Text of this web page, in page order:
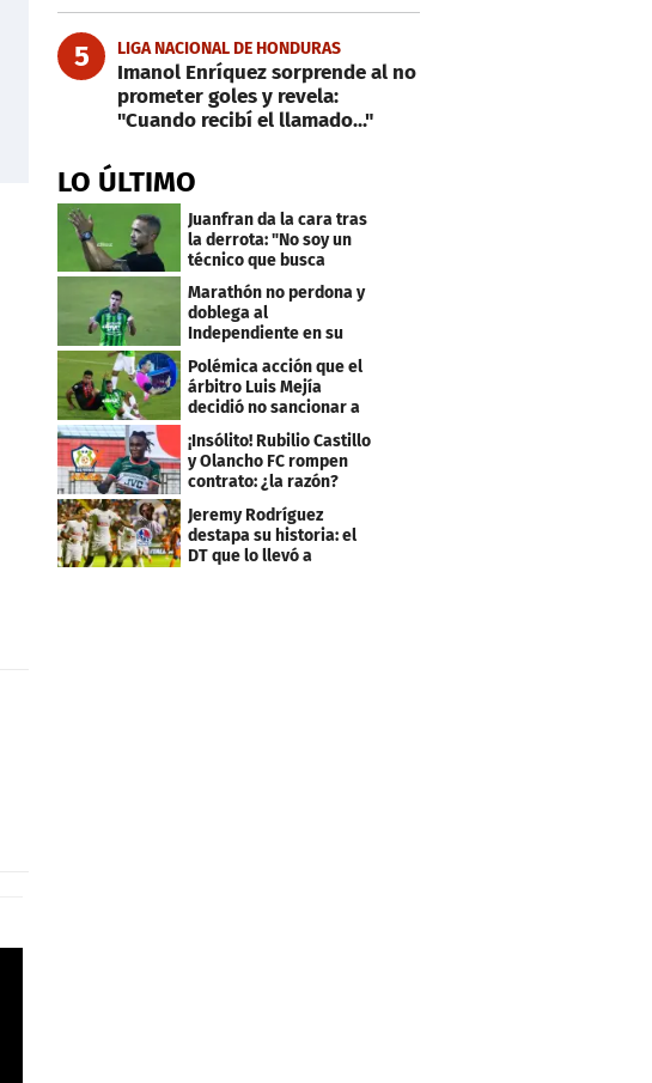
5 LIGA NACIONAL DE HONDURAS
Imanol Enríquez sorprende al no
prometer goles y revela:
"Cuando recibí el llamado..."
LO ÚLTIMO
Juanfran da la cara tras
la derrota: "No soy un
técnico que busca
excusas"
Marathón no perdona y
doblega al
Independiente en su
bienvenida a primera
Polémica acción que el
árbitro Luis Mejía
decidió no sancionar a
Independiente
¡Insólito! Rubilio Castillo
y Olancho FC rompen
contrato: ¿la razón?
Jeremy Rodríguez
destapa su historia: el
DT que lo llevó a